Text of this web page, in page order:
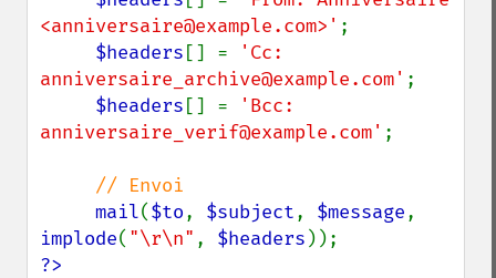
<anniversaire@example.com>' ;
$headers [] =
'Cc:
anniversaire_archive@example.com' ;
$headers [] =
'Bcc:
anniversaire_verif@example.com' ;
// Envoi
mail($to, $subject, $message
implode( "\r\n" , $headers
?>